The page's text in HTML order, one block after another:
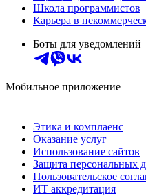
Школа программистов
Карьера в
Боты для уведомлений
Мобильное приложение
Этика и комплаенс
Оказание услуг
Использование сайтов
Защита персональных
Пользовательское
ИТ аккредитация